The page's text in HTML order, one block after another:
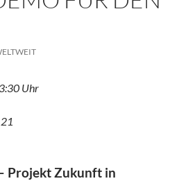
Uhr
Projekt Zukunft in